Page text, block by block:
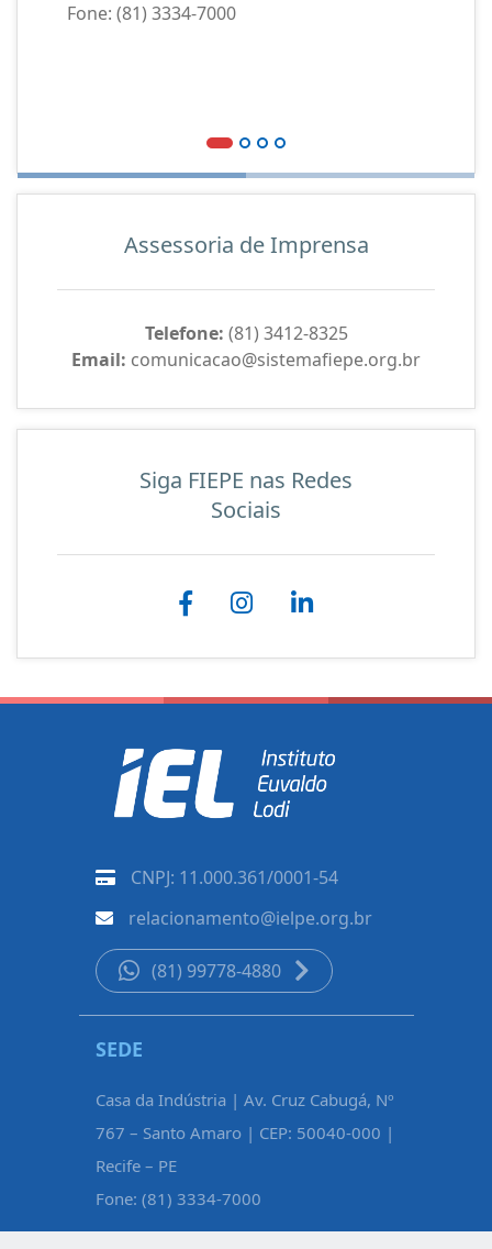
Fone: (81) 3334-7000
Assessoria de Imprensa
Telefone: (81) 3412-8325
Email: comunicacao@sistemafiepe.org.br
Siga FIEPE nas Redes
Sociais
CNPJ: 11.000.361/0001-54
relacionamento@ielpe.org.br
(81) 99778-4880
SEDE
Casa da Indústria | Av. Cruz Cabugá, Nº
767 – Santo Amaro | CEP: 50040-000 |
Recife – PE
Fone: (81) 3334-7000